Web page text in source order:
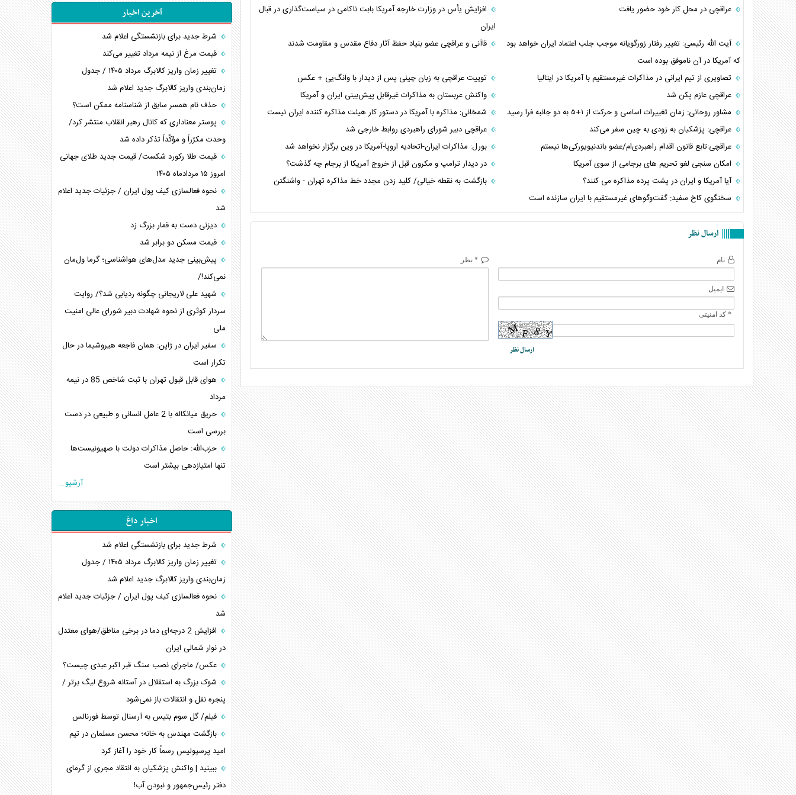
عراقچی در محل کار خود حضور یافت
افزایش یأس در وزارت خارجه آمریکا بابت ناکامی در سیاست‌گذاری در قبال
ایران
آیت الله رئیسی: تغییر رفتار زورگویانه موجب جلب اعتماد ایران خواهد بود
که آمریکا در آن ناموفق بوده است
قاآنی و عراقچی عضو بنیاد حفظ آثار دفاع مقدس و مقاومت شدند
تصاویری از تیم ایرانی در مذاکرات غیرمستقیم با آمریکا در ایتالیا
توییت عراقچی به زبان چینی پس از دیدار با وانگ‌یی + عکس
عراقچی عازم پکن شد
واکنش عربستان به مذاکرات غیرقابل پیش‌بینی ایران و آمریکا
مشاور روحانی: زمان تغییرات اساسی و حرکت از ۱+۵ به دو جانبه فرا رسید
شمخانی: مذاکره با آمریکا در دستور کار هیئت مذاکره کننده ایران نیست
عراقچی: پزشکیان به زودی به چین سفر می‌کند
عراقچی دبیر شورای راهبردی روابط خارجی شد
عراقچی:تابع قانون اقدام راهبردی‌ام/عضو باندنیویورکی‌ها نیستم
بورل: مذاکرات ایران-اتحادیه اروپا-آمریکا در وین برگزار نخواهد شد
امکان سنجی لغو تحریم های برجامی از سوی آمریکا
در دیدار ترامپ و مکرون قبل از خروج آمریکا از برجام چه گذشت؟
آیا آمریکا و ایران در پشت پرده مذاکره می کنند؟
بازگشت به نقطه خیالی/ کلید زدن مجدد خط مذاکره تهران - واشنگتن
سخنگوی کاخ سفید: گفت‌وگوهای غیرمستقیم با ایران سازنده است
ارسال نظر
نام
ایمیل
* کد امنیتی
* نظر
آخرین اخبار
شرط جدید برای بازنشستگی اعلام شد
قیمت مرغ از نیمه مرداد تغییر می‌کند
تغییر زمان واریز کالابرگ مرداد ۱۴۰۵ / جدول
زمان‌بندی واریز کالابرگ جدید اعلام شد
حذف نام همسر سابق از شناسنامه ممکن است؟
پوستر معناداری که کانال رهبر انقلاب منتشر کرد/
وحدت مکرّراً و مؤکّداً تذکر داده شد
قیمت طلا رکورد شکست/ قیمت جدید طلای جهانی
امروز ۱۵ مردادماه ۱۴۰۵
نحوه فعالسازی کیف پول ایران / جزئیات جدید اعلام
شد
دیزنی دست به قمار بزرگ زد
قیمت مسکن دو برابر شد
پیش‌بینی جدید مدل‌های هواشناسی؛ گرما ول‌مان
نمی‌کند!/
شهید علی لاریجانی چگونه ردیابی شد؟/ روایت
سردار کوثری از نحوه شهادت دبیر شورای عالی امنیت
ملی
سفیر ایران در ژاپن: همان فاجعه هیروشیما در حال
تکرار است
هوای قابل قبول تهران با ثبت شاخص 85 در نیمه
مرداد
حریق میانکاله با 2 عامل انسانی و طبیعی در دست
بررسی است
حزب‌الله: حاصل مذاکرات دولت با صهیونیست‌ها
تنها امتیازدهی‌ بیشتر است
آرشیو...
اخبار داغ
شرط جدید برای بازنشستگی اعلام شد
تغییر زمان واریز کالابرگ مرداد ۱۴۰۵ / جدول
زمان‌بندی واریز کالابرگ جدید اعلام شد
نحوه فعالسازی کیف پول ایران / جزئیات جدید اعلام
شد
افزایش 2 درجه‌ای دما در برخی مناطق/هوای معتدل
در نوار شمالی ایران
عکس/ ماجرای نصب سنگ قبر اکبر عبدی چیست؟
شوک بزرگ به استقلال در آستانه شروع لیگ برتر /
پنجره نقل و انتقالات باز نمی‌شود
فیلم/ گل سوم بتیس به آرسنال توسط فورنالس
بازگشت مهندس به خانه؛ محسن مسلمان در تیم
امید پرسپولیس رسماً کار خود را آغاز کرد
ببینید | واکنش پزشکیان به انتقاد مجری از گرمای
دفتر رئیس‌جمهور و نبودن آب!